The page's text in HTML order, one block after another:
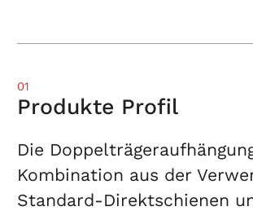
01
Produkte Profil
Die
Kombination aus der
Standard-Direktschienen